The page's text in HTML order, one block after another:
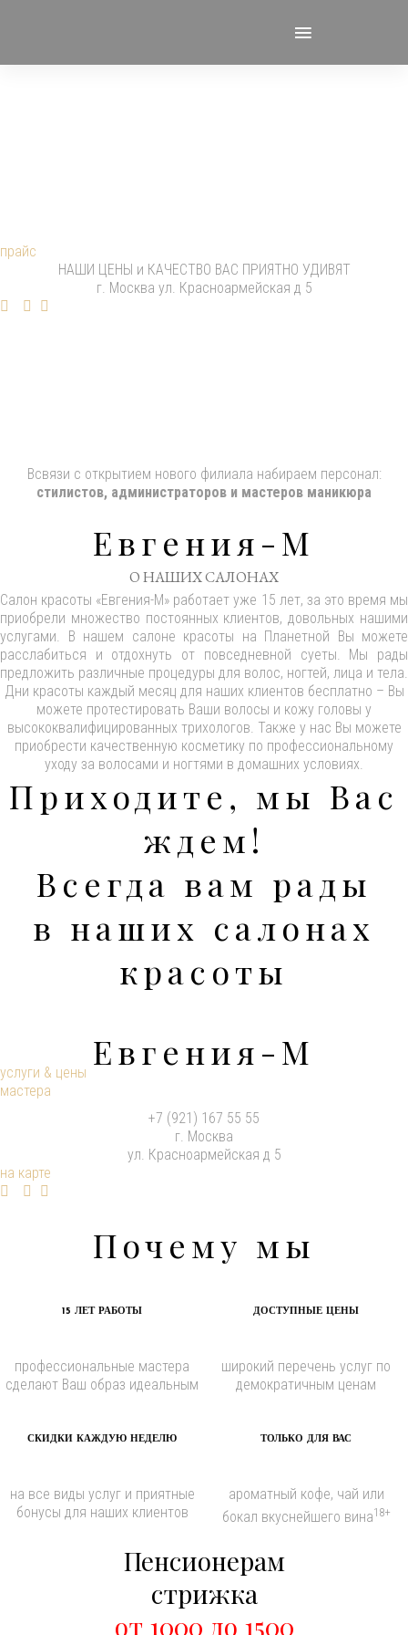
Ваша красота -
прайс
НАШИ ЦЕНЫ и КАЧЕСТВО ВАС ПРИЯТНО УДИВЯТ
г. Москва ул. Красноармейская д 5
Всвязи с открытием нового филиала набираем персонал:
стилистов, администраторов и мастеров маникюра
Евгения-М
О НАШИХ САЛОНАХ
Салон красоты «Евгения-М» работает уже 15 лет, за это время мы
приобрели множество постоянных клиентов, довольных нашими
услугами. В нашем салоне красоты на Планетной Вы можете
расслабиться и отдохнуть от повседневной суеты. Мы рады
предложить различные процедуры для волос, ногтей, лица и тела.
Дни красоты каждый месяц для наших клиентов бесплатно – Вы
можете протестировать Ваши волосы и кожу головы у
высококвалифицированных трихологов. Также у нас Вы можете
приобрести качественную косметику по профессиональному
уходу за волосами и ногтями в домашних условиях.
Приходите, мы Вас
ждем!
Всегда вам рады
в наших салонах
красоты
Евгения-М
услуги & цены
мастера
+7 (921) 167 55 55
г. Москва
ул. Красноармейская д 5
на карте
Почему мы
15 ЛЕТ РАБОТЫ
профессиональные мастера
сделают Ваш образ идеальным
ДОСТУПНЫЕ ЦЕНЫ
широкий перечень услуг по
демократичным ценам
СКИДКИ КАЖДУЮ НЕДЕЛЮ
на все виды услуг и приятные
бонусы для наших клиентов
ТОЛЬКО ДЛЯ ВАС
ароматный кофе, чай или
бокал вкуснейшего вина18+
Пенсионерам
стрижка
от 1000 до 1500